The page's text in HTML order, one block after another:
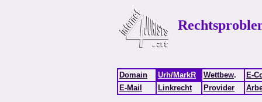
Domain Urh/MarkR Wettbew.
E-
E-Mail
Linkrecht Provider